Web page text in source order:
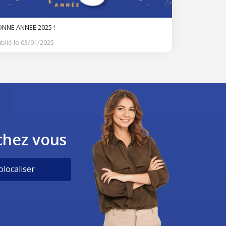
ANNEE 2025 !
le 03/01/2025
vous